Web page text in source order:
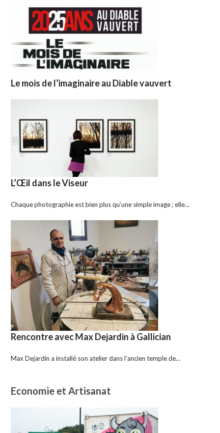
Le mois de l’imaginaire au Diable vauvert
L’Œil dans le Viseur
Chaque photographie est bien plus qu’une simple image ; elle…
Rencontre avec Max Dejardin à Gallician
Max Dejardin a installé son atelier dans l’ancien temple de…
Economie et Artisanat